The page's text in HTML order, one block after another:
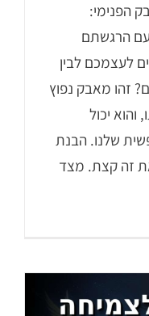
הפנימי:
הרגשתם
לעצמכם לבין
זהו מאבק נפוץ
יכול
שלנו. הבנת
זה קצת. מצד